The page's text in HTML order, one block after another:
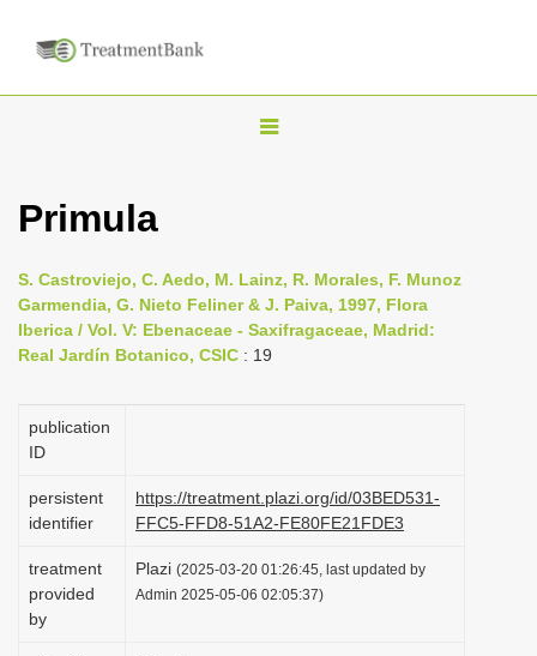
T
e
n
a
a
t
i
o
Primula
S. Castroviejo, C. Aedo, M. Lainz, R. Morales, F. Munoz
Garmendia, G. Nieto Feliner & J. Paiva, 1997, Flora
Iberica / Vol. V: Ebenaceae - Saxifragaceae, Madrid:
Real Jardín Botanico, CSIC : 19
publication
ID
persistent
identifier
https://treatment.plazi.org/id/03BED531-
FFC5-FFD8-51A2-FE80FE21FDE3
treatment
provided
by
Plazi (2025-03-20 01:26:45, last updated by
Admin 2025-05-06 02:05:37)